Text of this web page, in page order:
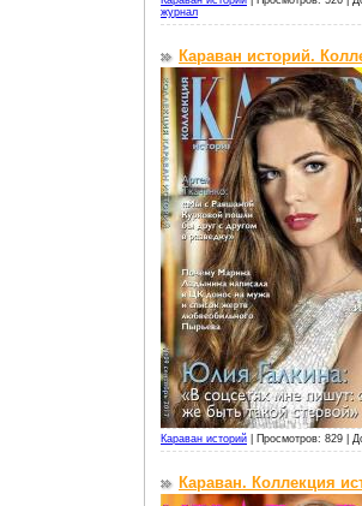
журнал
Караван историй.
Караван историй Просмотров: 829 |
Караван. Коллекция